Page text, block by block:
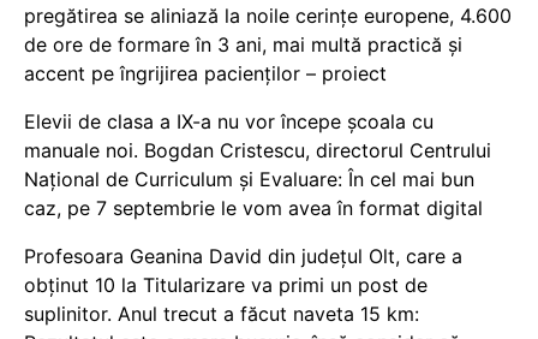
pregătirea se aliniază la noile cerințe europene, 4.600
de ore de formare în 3 ani, mai multă practică și
accent pe îngrijirea pacienților – proiect
Elevii de clasa a IX-a nu vor începe școala cu
manuale noi. Bogdan Cristescu, directorul Centrului
Național de Curriculum și Evaluare: În cel mai bun
caz, pe 7 septembrie le vom avea în format digital
Profesoara Geanina David din județul Olt, care a
obținut 10 la Titularizare va primi un post de
suplinitor. Anul trecut a făcut naveta 15 km: